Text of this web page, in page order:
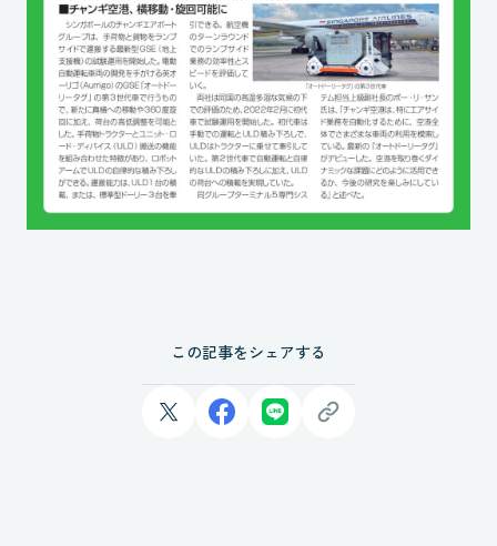
この記事をシェアする